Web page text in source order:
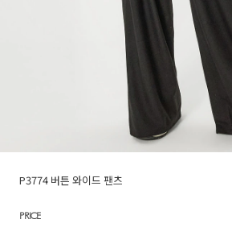
P3774 버튼 와이드 팬츠
PRICE